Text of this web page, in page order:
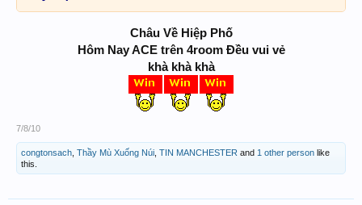
Châu Về Hiệp Phố
Hôm Nay ACE trên 4room Đều vui vẻ
khà khà khà
7/8/10
congtonsach Thầy Mù Xuống Núi TIN MANCHESTER and 1 other person like
this.